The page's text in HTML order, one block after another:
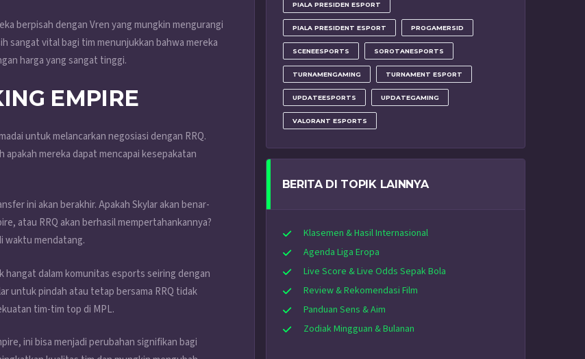
berpisah dengan Vren yang mungkin mengurangi
sangat vital bagi tim menunjukkan bahwa mereka
harga yang sangat tinggi.
EMPIRE
untuk melancarkan negosiasi dengan RRQ.
mereka dapat mencapai kesepakatan
ini akan berakhir. Apakah Skylar akan benar-
atau RRQ akan berhasil mempertahankannya?
waktu mendatang.
hangat dalam komunitas esports seiring dengan
untuk pindah atau tetap bersama RRQ tidak
tim-tim top di MPL.
ini bisa menjadi perubahan signifikan bagi
PIALA PRESIDEN ESPORT
PIALA PRESIDENT ESPORT PROGAMERSID
SCENEESPORTS SOROTANESPORTS
TURNAMENGAMING TURNAMENT ESPORT
UPDATEESPORTS UPDATEGAMING
VALORANT ESPORTS
BERITA DI TOPIK LAINNYA
Klasemen & Hasil Internasional
Agenda Liga Eropa
Live Score & Live Odds Sepak Bola
Review & Rekomendasi Film
Panduan Sens & Aim
Zodiak Mingguan & Bulanan